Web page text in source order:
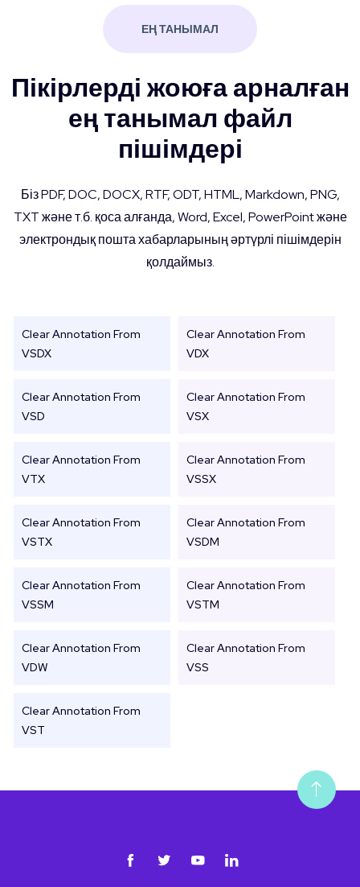
ЕҢ ТАНЫМАЛ
Пікірлерді жоюға арналған
ең танымал файл
пішімдері
Біз PDF, DOC, DOCX, RTF, ODT, HTML, Markdown, PNG,
TXT және т.б. қоса алғанда, Word, Excel, PowerPoint және
электрондық пошта хабарларының әртүрлі пішімдерін
қолдаймыз.
Clear Annotation From
VSDX
Clear Annotation From
VDX
Clear Annotation From
VSD
Clear Annotation From
VSX
Clear Annotation From
VTX
Clear Annotation From
VSSX
Clear Annotation From
VSTX
Clear Annotation From
VSDM
Clear Annotation From
VSSM
Clear Annotation From
VSTM
Clear Annotation From
VDW
Clear Annotation From
VSS
Clear Annotation From
VST